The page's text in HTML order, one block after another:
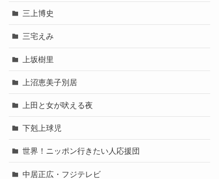
三上博史
三宅えみ
上坂樹里
上沼恵美子別居
上田と女が吠える夜
下剋上球児
世界！ニッポン行きたい人応援団
中居正広・フジテレビ